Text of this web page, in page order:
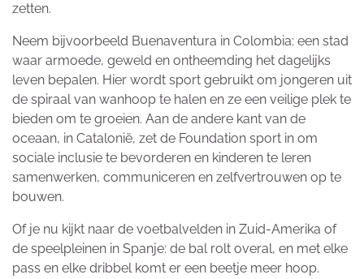
zetten.
Neem bijvoorbeeld Buenaventura in Colombia: een stad
waar armoede, geweld en ontheemding het dagelijks
leven bepalen. Hier wordt sport gebruikt om jongeren uit
de spiraal van wanhoop te halen en ze een veilige plek te
bieden om te groeien. Aan de andere kant van de
oceaan, in Catalonië, zet de Foundation sport in om
sociale inclusie te bevorderen en kinderen te leren
samenwerken, communiceren en zelfvertrouwen op te
bouwen.
Of je nu kijkt naar de voetbalvelden in Zuid-Amerika of
de speelpleinen in Spanje: de bal rolt overal, en met elke
pass en elke dribbel komt er een beetje meer hoop.